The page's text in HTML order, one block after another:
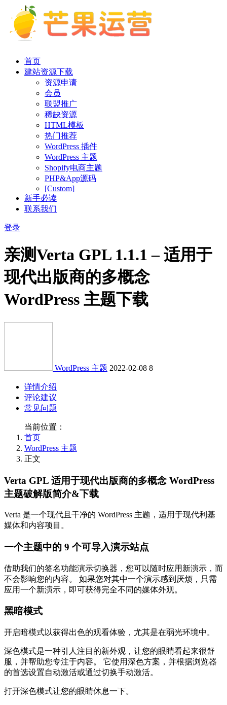
首页
建站资源下载
资源申请
会员
联盟推广
稀缺资源
HTML模板
热门推荐
WordPress 插件
WordPress 主题
Shopify电商主题
PHP&App源码
[Custom]
新手必读
联系我们
登录
亲测Verta GPL 1.1.1 – 适用于
现代出版商的多概念
WordPress 主题下载
WordPress 主题 2022-02-08 8
详情介绍
评论建议
常见问题
当前位置：
首页
WordPress 主题
正文
Verta GPL 适用于现代出版商的多概念 WordPress
主题破解版简介&下载
Verta 是一个现代且干净的 WordPress 主题，适用于现代利基
媒体和内容项目。
一个主题中的 9 个可导入演示站点
借助我们的签名功能演示切换器，您可以随时应用新演示，而
不会影响您的内容。 如果您对其中一个演示感到厌烦，只需
应用一个新演示，即可获得完全不同的媒体外观。
黑暗模式
开启暗模式以获得出色的观看体验，尤其是在弱光环境中。
深色模式是一种引人注目的新外观，让您的眼睛看起来很舒
服，并帮助您专注于内容。 它使用深色方案，并根据浏览器
的首选设置自动激活或通过切换手动激活。
打开深色模式让您的眼睛休息一下。